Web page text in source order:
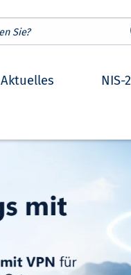
Aktuelles NIS-2